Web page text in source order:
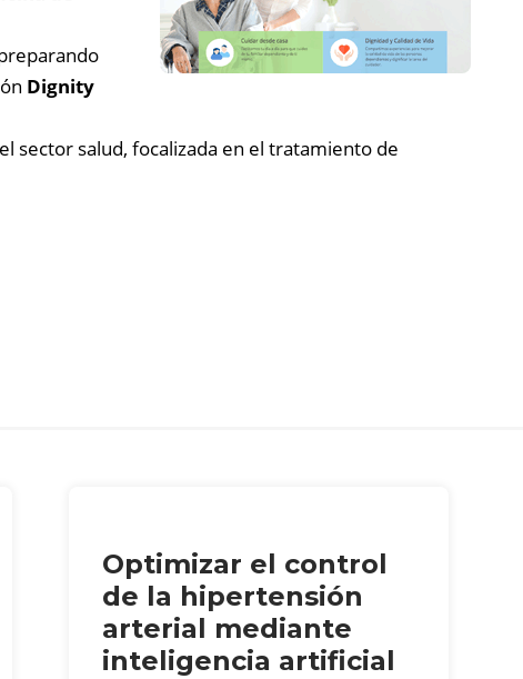
Dignity
sector salud, focalizada en el tratamiento de
Optimizar el control
de la hipertensión
arterial mediante
inteligencia artificial